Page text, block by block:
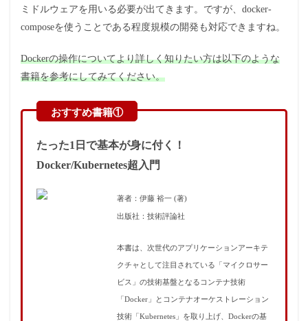
ミドルウェアを用いる必要が出てきます。ですが、docker-
composeを使うことである程度規模の開発も対応できますね。
Dockerの操作についてより詳しく知りたい方は以下のような
書籍を参考にしてみてください。
たった1日で基本が身に付く！
Docker/Kubernetes超入門
著者：伊藤 裕一 (著)
出版社：技術評論社
本書は、次世代のアプリケーションアーキテ
クチャとして注目されている「マイクロサー
ビス」の技術基盤となるコンテナ技術
「Docker」とコンテナオーケストレーション
技術「Kubernetes」を取り上げ、Dockerの基